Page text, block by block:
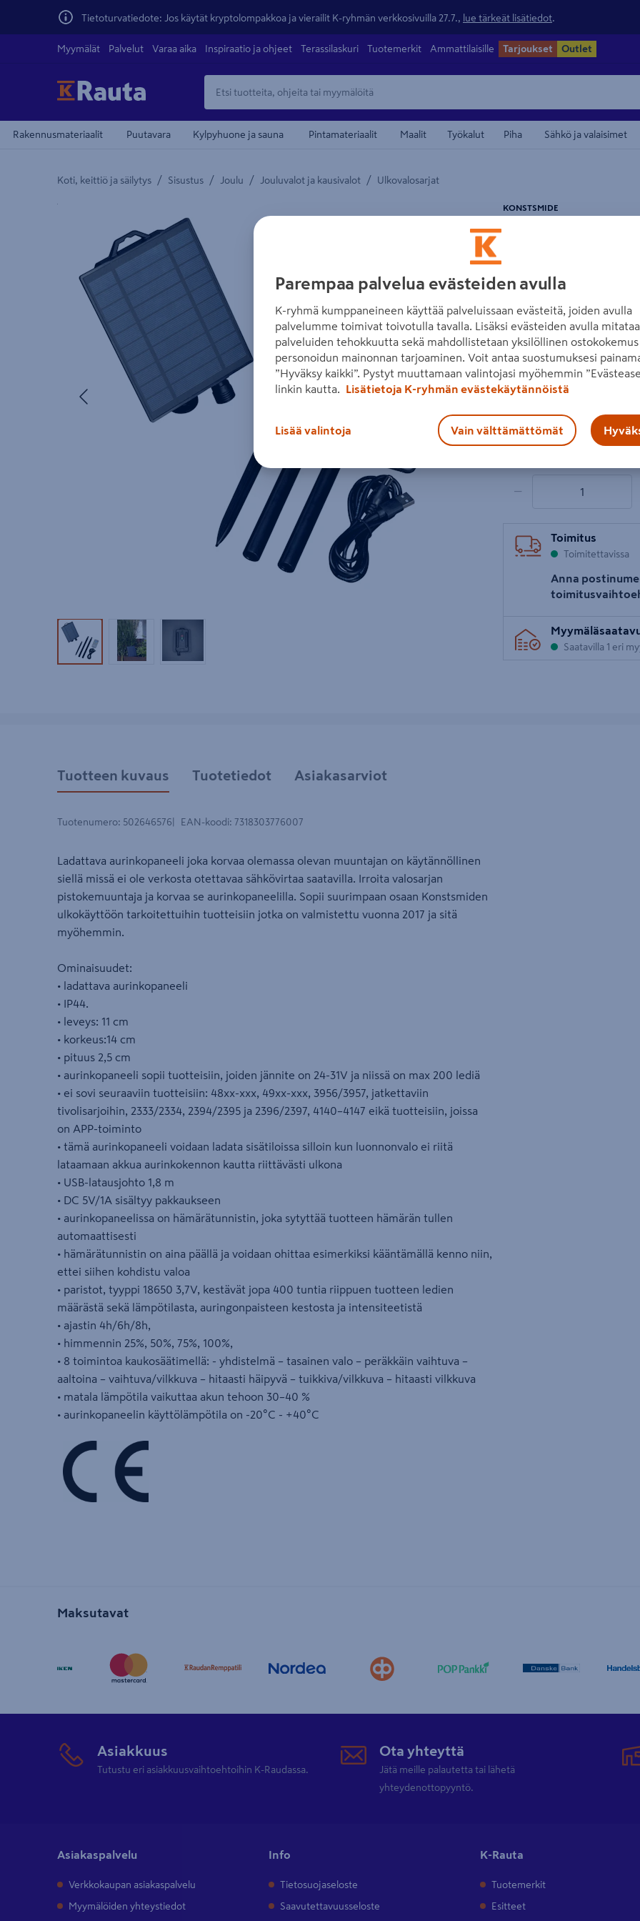
Tietoturvatiedote: Jos käytät kryptolompakkoa ja vierailit K-ryhmän verkkosivuilla 27.7., lue tärkeät lisätiedot
Myymälät Palvelut Varaa aika Inspiraatio ja ohjeet Terassilaskuri Tuotemerkit Ammattilaisille Tarjoukset Outlet
Rakennusmateriaalit Puutavara Kylpyhuone ja sauna Pintamateriaalit Maalit Työkalut Piha Sähkö ja valaisimet
Koti, keittiö ja säilytys / Sisustus / Joulu / Jouluvalot ja kausivalot / Ulkovalosarjat
Yksityiskohtainen kuvaus löytyy Tuotteen kuvaus -maamerkistä
Edellinen Seuraava
Tuotekuva 1Tuotekuva 2Tuotekuva 3
Akkulaatikko
KONSTSMIDE
Ladattava
ledin 24V-31V sarjoihin.
Aurinkokennoakku
Lue koko tuotekuvaus
Hinta verkkokaupassa
35,38€/kpl
35,38 € / kpl
−
Toimitus
Toimitettavissa
Anna
Saatavilla 1 eri
Tuotteen kuvaus Tuotetiedot Asiakasarviot
Tuotenumero: 502646576 EAN-koodi: 7318303776007
Ladattava aurinkopaneeli joka korvaa olemassa olevan muuntajan on käytännöllinen
siellä missä ei ole verkosta otettavaa sähkövirtaa saatavilla. Irroita valosarjan
pistokemuuntaja ja korvaa se aurinkopaneelilla. Sopii suurimpaan osaan Konstsmiden
ulkokäyttöön tarkoitettuihin tuotteisiin jotka on valmistettu vuonna 2017 ja sitä
myöhemmin.
Ominaisuudet:
• ladattava aurinkopaneeli
• IP44.
• leveys: 11 cm
• korkeus:14 cm
• pituus 2,5 cm
• aurinkopaneeli sopii tuotteisiin, joiden jännite on 24-31V ja niissä on max 200 lediä
• ei sovi seuraaviin tuotteisiin: 48xx-xxx, 49xx-xxx, 3956/3957, jatkettaviin
tivolisarjoihin, 2333/2334, 2394/2395 ja 2396/2397, 4140–4147 eikä tuotteisiin, joissa
on APP-toiminto
• tämä aurinkopaneeli voidaan ladata sisätiloissa silloin kun luonnonvalo ei riitä
lataamaan akkua aurinkokennon kautta riittävästi ulkona
• USB-latausjohto 1,8 m
• DC 5V/1A sisältyy pakkaukseen
• aurinkopaneelissa on hämärätunnistin, joka sytyttää tuotteen hämärän tullen
automaattisesti
• hämärätunnistin on aina päällä ja voidaan ohittaa esimerkiksi kääntämällä kenno niin,
ettei siihen kohdistu valoa
• paristot, tyyppi 18650 3,7V, kestävät jopa 400 tuntia riippuen tuotteen ledien
määrästä sekä lämpötilasta, auringonpaisteen kestosta ja intensiteetistä
• ajastin 4h/6h/8h,
• himmennin 25%, 50%, 75%, 100%,
• 8 toimintoa kaukosäätimellä: - yhdistelmä – tasainen valo – peräkkäin vaihtuva –
aaltoina – vaihtuva/vilkkuva – hitaasti häipyvä – tuikkiva/vilkkuva – hitaasti vilkkuva
• matala lämpötila vaikuttaa akun tehoon 30–40 %
• aurinkopaneelin käyttölämpötila on -20°C - +40°C
Maksutavat
Asiakkuus
Tutustu eri asiakkuusvaihtoehtoihin K-Raudassa.
Ota yhteyttä
Jätä meille palautetta tai lähetä
yhteydenottopyyntö.
Asiakaspalvelu
Verkkokaupan asiakaspalvelu
Myymälöiden yhteystiedot
Info
Tietosuojaseloste
Saavutettavuusseloste
K-Rauta
Tuotemerkit
Esitteet
Parempaa palvelua evästeiden avulla
K-ryhmä kumppaneineen käyttää palveluissaan evästeitä, joiden avulla
palvelumme toimivat toivotulla tavalla. Lisäksi evästeiden avulla
palveluiden tehokkuutta sekä mahdollistetaan yksilöllinen ostokokemus
personoidun mainonnan tarjoaminen. Voit antaa suostumuksesi
”Hyväksy kaikki”. Pystyt muuttamaan valintojasi myöhemmin
linkin kautta.
Lisätietoja K-ryhmän evästekäytännöistä
Lisää valintoja Vain välttämättömät